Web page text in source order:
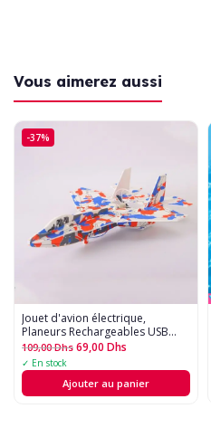
Vous aimerez aussi
-37%
Jouet d'avion électrique,
Planeurs Rechargeables USB
pour - Avion Planeur en Movol
avec Rotation
109,00Dhs 69,00 Dhs
✓ En stock
Ajouter au panier